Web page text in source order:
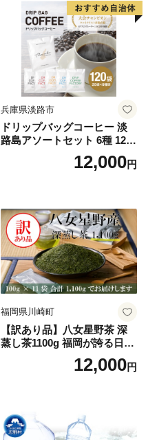
兵庫県淡路市
ドリップバッグコーヒー 淡
路島アソートセット 6種 120
袋 飲み比べ コーヒー
12,000円
福岡県川崎町
【訳あり品】八女星野茶 深
蒸し茶1100g 福岡が誇る日本
茶_ 訳アリ 常温 お茶 茶袋 常
備品 おちゃ ocha 茶葉 緑茶
小分け お土産 お取り寄せ グ
ルメ 福岡 九州 福岡県 国産
12,000円